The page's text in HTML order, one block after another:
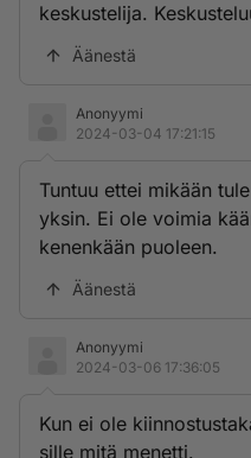
keskustelija.
Äänestä
Anonyymi
2024-03-04 17:21:15
Tuntuu ettei mikään
yksin. Ei ole voimia
kenenkään puoleen.
Äänestä
Anonyymi
2024-03-06 17:36:05
Kun ei ole
sille mitä menetti.